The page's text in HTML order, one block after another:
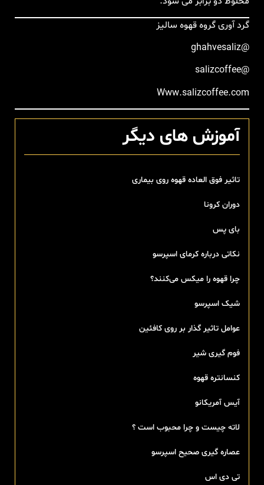
گرد آوری گروه قهوه سالیز
@ghahvesaliz
@salizcoffee
Www.salizcoffee.com
آموزش های دیگر
تاثیر فوق العاده قهوه روی بیماری
دوران کرونا
بای پس
نکاتی درباره کرمای اسپرسو
چرا قهوه را میکس می‌کنند؟
شیک اسپرسو
عوامل تاثیر گذار بر روی کافئین
فوم گیری شیر
کنسانتره قهوه
آیس آمریکانو
لاته چیست و چرا محبوب است ؟
عصاره گیری صحیح اسپرسو
تی‌ دی اس